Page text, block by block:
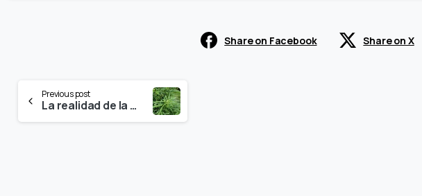
Share on Facebook Share on X
Continue
Reading
Previous post
La realidad de la marihuana en EEUU cuestiona los tratados antidroga de la ONU